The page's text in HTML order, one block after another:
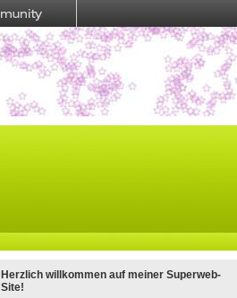
Herzlich willkommen auf meiner Superweb-
Site!